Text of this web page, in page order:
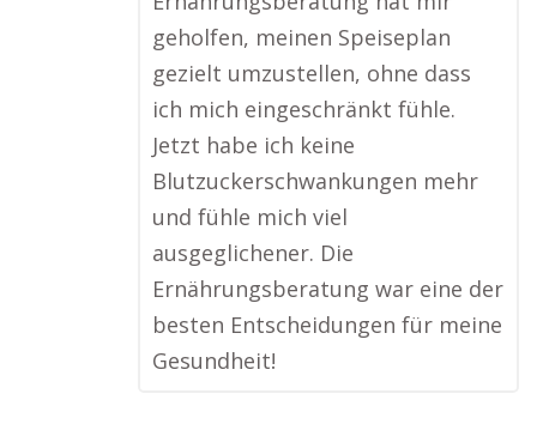
geholfen, meinen Speiseplan
gezielt umzustellen, ohne dass
ich mich eingeschränkt fühle.
Jetzt habe ich keine
Blutzuckerschwankungen mehr
und fühle mich viel
ausgeglichener. Die
Ernährungsberatung war eine der
besten Entscheidungen für meine
Gesundheit!